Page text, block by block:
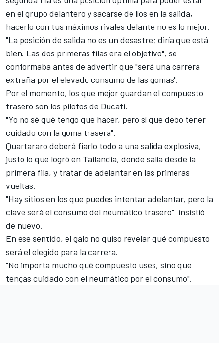
en el grupo delantero y sacarse de líos en la salida,
hacerlo con tus máximos rivales delante no es lo mejor.
"La posición de salida no es un desastre; diría que está
bien. Las dos primeras filas era el objetivo", se
conformaba antes de advertir que "será una carrera
extraña por el elevado consumo de las gomas".
Por el momento, los que mejor guardan el compuesto
trasero son los pilotos de Ducati.
"Yo no sé qué tengo que hacer, pero sí que debo tener
cuidado con la goma trasera".
Quartararo deberá fiarlo todo a una salida explosiva,
justo lo que logró en Tailandia, donde salía desde la
primera fila, y tratar de adelantar en las primeras
vueltas.
"Hay sitios en los que puedes intentar adelantar, pero la
clave será el consumo del neumático trasero", insistió
de nuevo.
En ese sentido, el galo no quiso revelar qué compuesto
será el elegido para la carrera.
"No importa mucho qué compuesto uses, sino que
tengas cuidado con el neumático por el consumo".